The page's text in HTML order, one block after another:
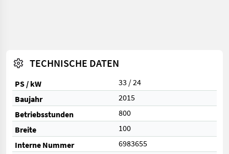
TECHNISCHE DATEN
PS / kW
33 / 24
Baujahr
2015
Betriebsstunden
800
Breite
100
Interne Nummer
6983655